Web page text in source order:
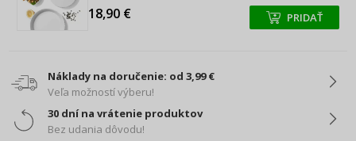
18,90 € +
+ PRIDAŤ
Náklady na doručenie: od 3,99 €
Veľa možností výberu!
30 dní na vrátenie produktov
Bez udania dôvodu!